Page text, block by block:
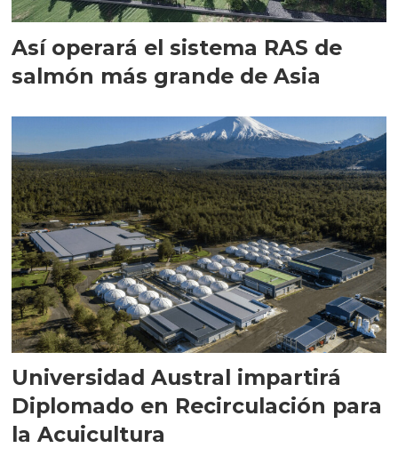
Así operará el sistema RAS de
salmón más grande de Asia
Universidad Austral impartirá
Diplomado en Recirculación para
la Acuicultura